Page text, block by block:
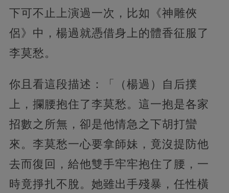
下可不止上演過一次，比如《神雕俠
侶》中，楊過就憑借身上的體香征服了
李莫愁。
你且看這段描述：「（楊過）自后撲
上，攔腰抱住了李莫愁。這一抱是各家
招數之所無，卻是他情急之下胡打蠻
來。李莫愁一心要拿師妹，竟沒提防他
去而復回，給他雙手牢牢抱住了腰，一
時竟掙扎不脫。她雖出手殘暴，任性橫